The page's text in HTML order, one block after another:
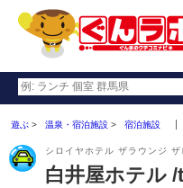
遊ぶ 温泉・宿泊施設 宿泊施設
シロイヤホテル ザラウンジ ザ
白井屋ホテル